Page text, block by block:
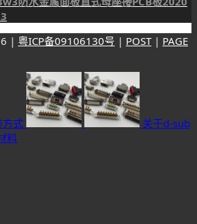
| 粤ICP备09106130号 | POST| PAGE
方式
关于d-sub
料